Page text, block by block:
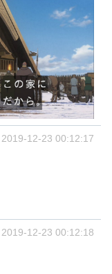
2019-12-23 00:12:17
2019-12-23 00:12:18